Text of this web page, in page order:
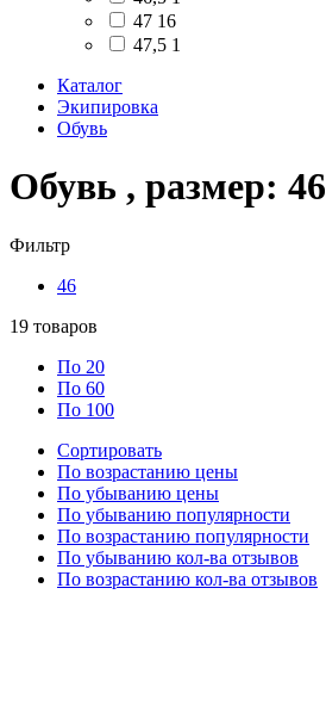
47 16
47,5 1
Каталог
Экипировка
Обувь
Обувь , размер: 46
Фильтр
46
19 товаров
По 20
По 60
По 100
Сортировать
По возрастанию цены
По убыванию цены
По убыванию популярности
По возрастанию популярности
По убыванию кол-ва отзывов
По возрастанию кол-ва отзывов